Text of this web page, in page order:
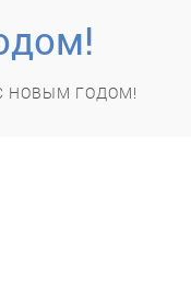
НОВЫМ ГОДОМ!